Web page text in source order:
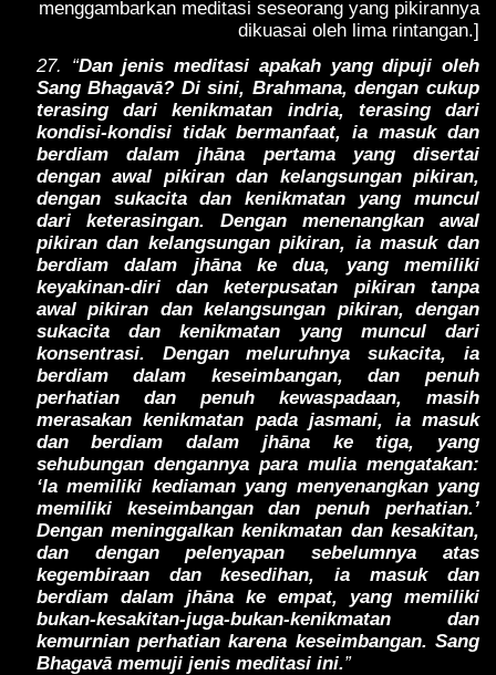
menggambarkan meditasi seseorang yang pikirannya
dikuasai oleh lima rintangan.]
27. “Dan jenis meditasi apakah yang dipuji oleh
Sang Bhagavā? Di sini, Brahmana, dengan cukup
terasing dari kenikmatan indria, terasing dari
kondisi-kondisi tidak bermanfaat, ia masuk dan
berdiam dalam jhāna pertama yang disertai
dengan awal pikiran dan kelangsungan pikiran,
dengan sukacita dan kenikmatan yang muncul
dari keterasingan. Dengan menenangkan awal
pikiran dan kelangsungan pikiran, ia masuk dan
berdiam dalam jhāna ke dua, yang memiliki
keyakinan-diri dan keterpusatan pikiran tanpa
awal pikiran dan kelangsungan pikiran, dengan
sukacita dan kenikmatan yang muncul dari
konsentrasi. Dengan meluruhnya sukacita, ia
berdiam dalam keseimbangan, dan penuh
perhatian dan penuh kewaspadaan, masih
merasakan kenikmatan pada jasmani, ia masuk
dan berdiam dalam jhāna ke tiga, yang
sehubungan dengannya para mulia mengatakan:
‘Ia memiliki kediaman yang menyenangkan yang
memiliki keseimbangan dan penuh perhatian.’
Dengan meninggalkan kenikmatan dan kesakitan,
dan dengan pelenyapan sebelumnya atas
kegembiraan dan kesedihan, ia masuk dan
berdiam dalam jhāna ke empat, yang memiliki
bukan-kesakitan-juga-bukan-kenikmatan dan
kemurnian perhatian karena keseimbangan. Sang
Bhagavā memuji jenis meditasi ini.”